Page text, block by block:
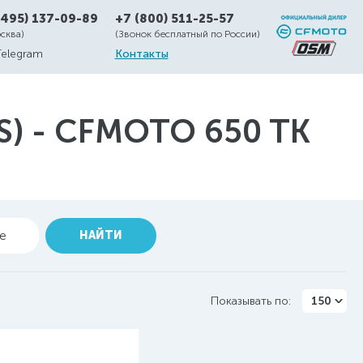
137-09-89 +7 (800) 511-25-57
(Звонок бесплатный по России)
Контакты
CFMOTO 650 TK
НАЙТИ
Показывать по: 150